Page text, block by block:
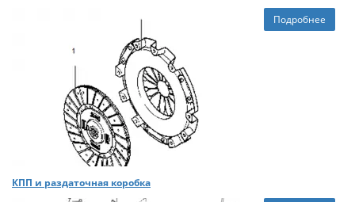
Подробнее
КПП и раздаточная коробка